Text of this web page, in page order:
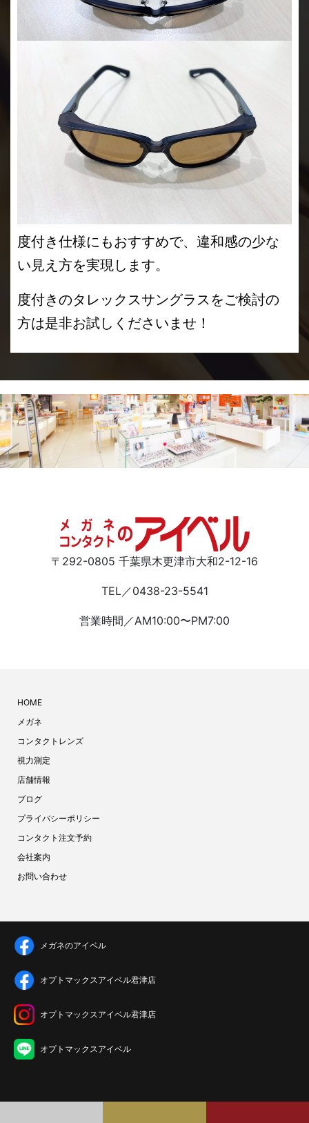
度付き仕様にもおすすめで、違和感の少な
い見え方を実現します。
度付きのタレックスサングラスをご検討の
方は是非お試しくださいませ！
〒292-0805 千葉県木更津市大和2-12-16
TEL／0438-23-5541
営業時間／AM10:00〜PM7:00
HOME
メガネ
コンタクトレンズ
視力測定
店舗情報
ブログ
プライバシーポリシー
コンタクト注文予約
会社案内
お問い合わせ
メガネのアイベル
オプトマックスアイベル君津店
オプトマックスアイベル君津店
オプトマックスアイベル